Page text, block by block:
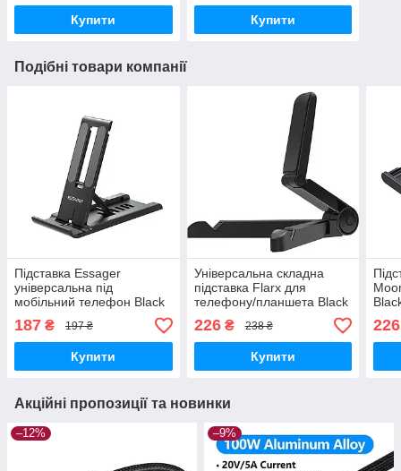
Купити Купити
Подібні товари компанії
Підставка Essager
універсальна під
мобільний телефон Black
187 ₴ 197 ₴
Купити
Універсальна складна
підставка Flarx для
телефону/планшета Black
226₴ 238 ₴
Купити
226
Акційні пропозиції та новинки
–12% –9%